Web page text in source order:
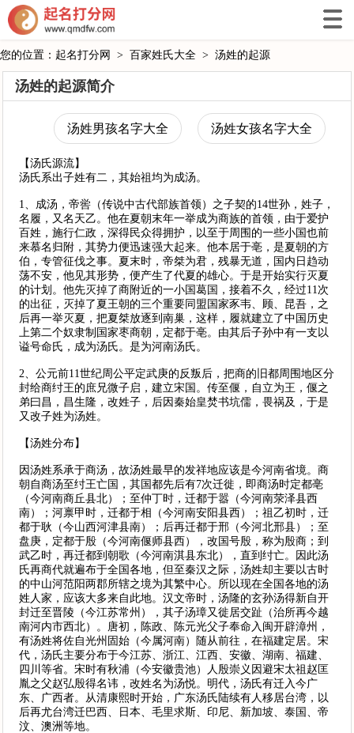
您的位置： 起名打分网 > 百家姓氏大全 > 汤姓的起源
汤姓的起源简介
汤姓男孩名字大全 汤姓女孩名字大全
【汤氏源流】
汤氏系出子姓有二，其始祖均为成汤。
1、成汤，帝喾（传说中古代部族首领）之子契的14世孙，姓子，
名履，又名天乙。他在夏朝末年一举成为商族的首领，由于爱护
百姓，施行仁政，深得民众得拥护，以至于周围的一些小国也前
来慕名归附，其势力便迅速强大起来。他本居于亳，是夏朝的方
伯，专管征伐之事。夏末时，帝桀为君，残暴无道，国内日趋动
荡不安，他见其形势，便产生了代夏的雄心。于是开始实行灭夏
的计划。他先灭掉了商附近的一小国葛国，接着不久，经过11次
的出征，灭掉了夏王朝的三个重要同盟国家豕韦、顾、昆吾，之
后再一举灭夏，把夏桀放逐到南巢，这样，履就建立了中国历史
上第二个奴隶制国家枣商朝，定都于亳。由其后子孙中有一支以
谥号命氏，成为汤氏。是为河南汤氏。
2、公元前11世纪周公平定武庚的反叛后，把商的旧都周围地区分
封给商纣王的庶兄微子启，建立宋国。传至偃，自立为王，偃之
弟曰昌，昌生隆，改姓子，后因秦始皇焚书坑儒，畏祸及，于是
又改子姓为汤姓。
【汤姓分布】
因汤姓系承于商汤，故汤姓最早的发祥地应该是今河南省境。商
朝自商汤至纣王亡国，其国都先后有7次迁徙，即商汤时定都亳
（今河南商丘县北）；至仲丁时，迁都于嚣（今河南荥泽县西
南）；河禀甲时，迁都于相（今河南安阳县西）；祖乙初时，迁
都于耿（今山西河津县南）；后再迁都于邢（今河北邢县）；至
盘庚，定都于殷（今河南偃师县西），改国号殷，称为殷商；到
武乙时，再迁都到朝歌（今河南淇县东北），直到纣亡。因此汤
氏再商代就遍布于全国各地，但至秦汉之际，汤姓却主要以古时
的中山河范阳两郡所辖之境为其繁中心。所以现在全国各地的汤
姓人家，应该大多来自此地。汉文帝时，汤隆的玄孙汤得新自开
封迁至晋陵（今江苏常州），其子汤璋又徙居交趾（治所再今越
南河内市西北）。唐初，陈政、陈元光父子奉命入闽开辟漳州，
有汤姓将佐自光州固始（今属河南）随从前往，在福建定居。宋
代，汤氏主要分布于今江苏、浙江、江西、安徽、湖南、福建、
四川等省。宋时有秋浦（今安徽贵池）人殷崇义因避宋太祖赵匡
胤之父赵弘殷得名讳，改姓名为汤悦。明代，汤氏有迁入今广
东、广西者。从清康熙时开始，广东汤氏陆续有人移居台湾，以
后再尤台湾迁巴西、日本、毛里求斯、印尼、新加坡、泰国、帝
汶、澳洲等地。